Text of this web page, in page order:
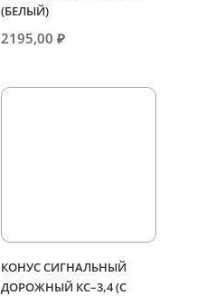
(БЕЛЫЙ)
2195,00₽
КОНУС СИГНАЛЬНЫЙ
ДОРОЖНЫЙ КС–3,4 (С